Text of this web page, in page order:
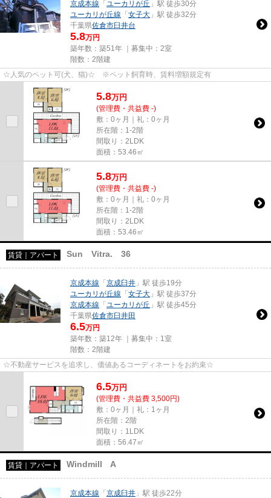
京成本線 「 ユーカリが丘 」駅 徒歩30分
ユーカリが丘線 「女子大 」駅 徒歩32分
千葉県佐倉市臼井台
5.8万円
築年数：築51年 ｜募集中： 2室
階数：2階建
☆人気のペット可(犬、猫)☆ ※ペット飼育時、賃料増額規定有
5.8万円
(管理費・共益費 -)
敷：0ヶ月｜礼：0ヶ月
所在階：1-2階
間取り：2LDK
面積：53.46㎡
5.8万円
(管理費・共益費 -)
敷：0ヶ月｜礼：0ヶ月
所在階：1-2階
間取り：2LDK
面積：53.46㎡
賃貸｜アパート Sun Vitra. 36
京成本線 「京成臼井 」駅 徒歩19分
ユーカリが丘線 「女子大 」駅 徒歩37分
京成本線 「 ユーカリが丘 」駅 徒歩45分
千葉県佐倉市臼井田
6.5万円
築年数：築12年 ｜募集中： 1室
階数：2階建
☆不動産サービスを追求し、価値あるコーディネートをお約束☆
6.5万円
(管理費・共益費 3,500円)
敷：0ヶ月｜礼：1ヶ月
所在階：2階
間取り：1LDK
面積：56.47㎡
賃貸｜アパート Windmill A
京成本線 「京成臼井 」駅 徒歩22分